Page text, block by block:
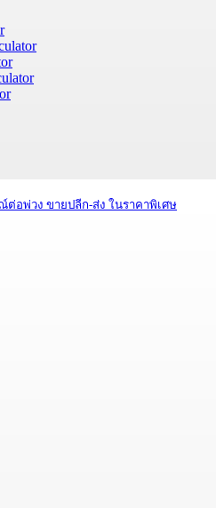
ต่อพ่วง ขายปลีก-ส่ง ในราคาพิเศษ